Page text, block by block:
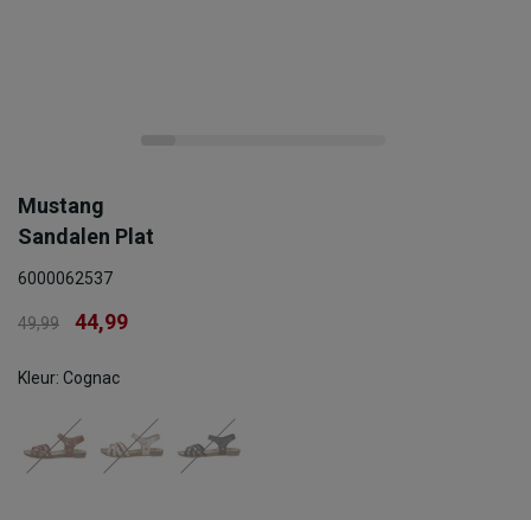
Mustang
Sandalen Plat
6000062537
49,99 44,99
Kleur: Cognac